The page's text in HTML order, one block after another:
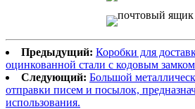
Предыдущий: Коробки для
оцинкованной стали с кодовым
Следующий: Большой
отправки писем и посылок,
использования.